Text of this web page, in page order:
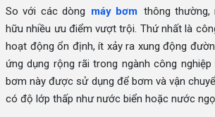
So với các dòng máy bơm thông
hữu nhiều ưu điểm vượt trội. Thứ nhất là
hoạt động ổn định, ít xảy ra xung động
ứng dụng rộng rãi trong ngành công
bơm này được sử dụng để bơm và vận
có độ lớp thấp như nước biển hoặc nước